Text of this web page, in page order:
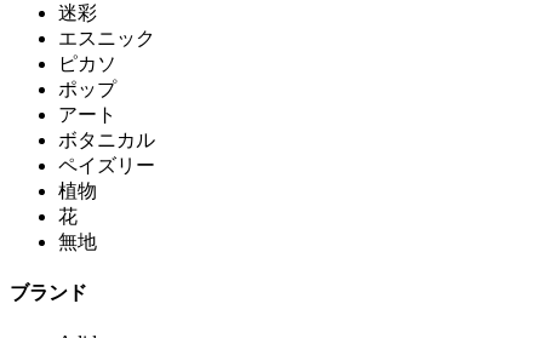
迷彩
エスニック
ピカソ
ポップ
アート
ボタニカル
ペイズリー
植物
花
無地
ブランド